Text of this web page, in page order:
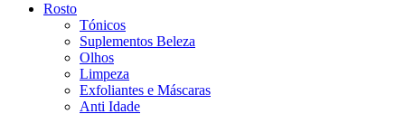
Rosto
Tónicos
Suplementos Beleza
Olhos
Limpeza
Exfoliantes e Máscaras
Anti Idade